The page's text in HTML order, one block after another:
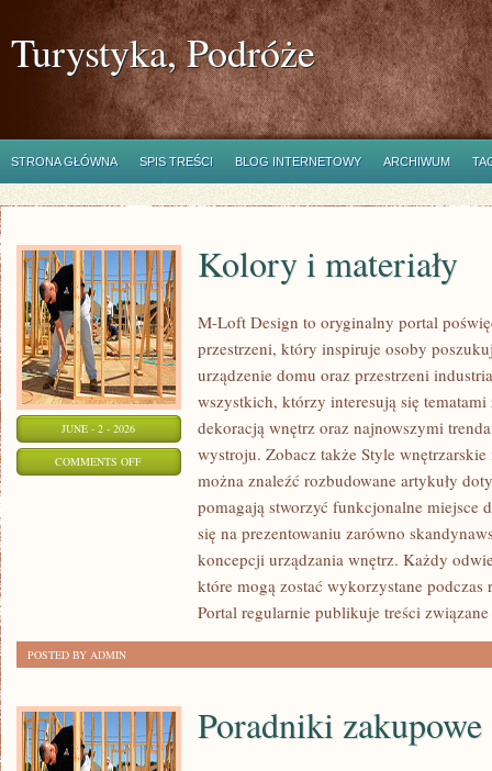
Turystyka, Podróże
STRONA GŁÓWNA SPIS TREŚCI BLOG INTERNETOWY ARCHIWUM
JUNE - 2 - 2026
COMMENTS OFFON
MATERIAŁY
Kolory i materiały
M-Loft Design to oryginalny portal
przestrzeni, który inspiruje osoby
urządzenie domu oraz przestrzeni
wszystkich, którzy interesują się
dekoracją wnętrz oraz najnowszymi
wystroju. Zobacz także Style
można znaleźć rozbudowane artykuły
pomagają stworzyć funkcjonalne miejsce
się na prezentowaniu zarówno
koncepcji urządzania wnętrz. Każdy
które mogą zostać wykorzystane podczas
Portal regularnie publikuje treści
POSTED BY ADMIN
Poradniki zakupowe